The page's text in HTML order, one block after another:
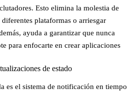
Esto elimina la molestia de
plataformas o arriesgar
ayuda a garantizar que nunca
para enfocarte en crear aplicaciones
de estado
es el sistema de notificación en tiempo